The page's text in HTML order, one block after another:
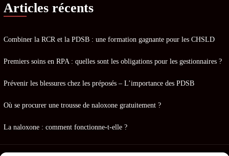
Articles récents
Combiner la RCR et la PDSB : une formation gagnante pour les CHSLD
Premiers soins en RPA : quelles sont les obligations pour les gestionnaires ?
Prévenir les blessures chez les préposés – L’importance des PDSB
Où se procurer une trousse de naloxone gratuitement ?
La naloxone : comment fonctionne-t-elle ?